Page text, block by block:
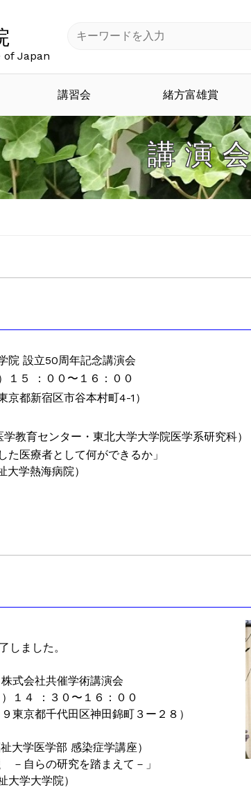
of Japan
講習会 緒方富雄賞
講 演 会
設立50周年記念講演会
１５ ：００〜１６：００
都新宿区市谷本村町4-1）
育センター・東北大学大学院医学系研究科）
医療者として何ができるか」
学熱海病院）
しました。
式会社共催学術講演会
１４ ：３０〜１６：００
京都千代田区神田錦町３ー２８）
学医学部 感染症学講座）
自らの研究を踏まえて－」
学大学院）